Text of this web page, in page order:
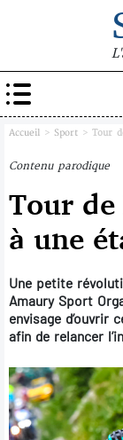
Accueil > Sport > Tour
Contenu parodique
Tour
à une
Une petite
Amaury Sport
envisage d’ouvrir
afin de relancer